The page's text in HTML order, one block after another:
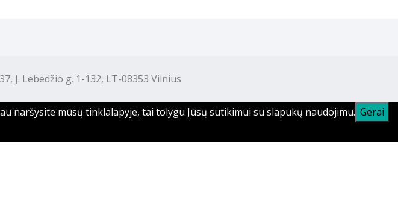
Lebedžio g. 1-132, LT-08353 Vilnius
naršysite mūsų tinklalapyje, tai tolygu Jūsų sutikimui su slapukų naudojimu. Gerai